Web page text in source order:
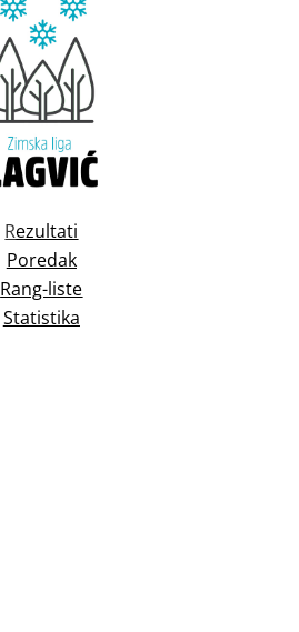
Rezultati
Poredak
Rang-liste
Statistika